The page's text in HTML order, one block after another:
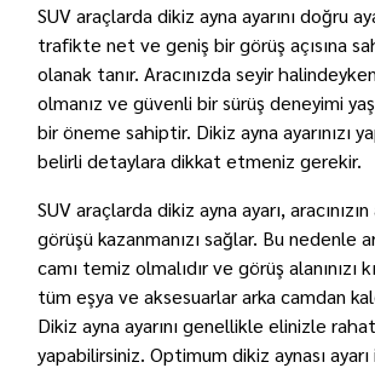
SUV araçlarda dikiz ayna ayarını doğru
trafikte net ve geniş bir görüş açısına
olanak tanır. Aracınızda seyir
olmanız ve güvenli bir sürüş deneyimi
bir öneme sahiptir. Dikiz ayna ayarınızı
belirli detaylara dikkat etmeniz gerekir.
SUV araçlarda dikiz ayna ayarı,
görüşü kazanmanızı sağlar. Bu nedenle
camı temiz olmalıdır ve görüş alanınızı
tüm eşya ve aksesuarlar arka camdan
Dikiz ayna ayarını genellikle elinizle
yapabilirsiniz. Optimum dikiz aynası